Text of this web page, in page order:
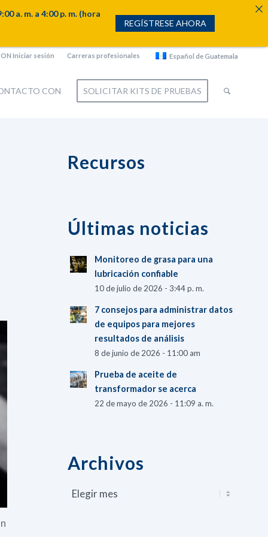
Iniciar sesión Carreras profesionales Español de Guatemala
CON SOLICITAR KITS DE PRUEBAS
Recursos
Últimas noticias
Monitoreo de grasa para una
lubricación confiable
10 de julio de 2026 - 3:44 p. m.
7 consejos para administrar datos
de equipos para mejores
resultados de análisis
8 de junio de 2026 - 11:00 am
Prueba de aceite de
transformador se acerca
22 de mayo de 2026 - 11:09 a. m.
Archivos
a. m. a 4:00 p. m. (hora
REGÍSTRESE AHORA